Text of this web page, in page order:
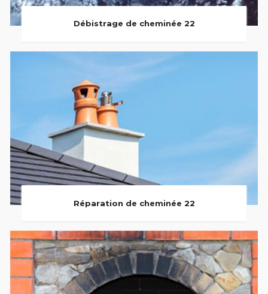
Débistrage de cheminée 22
Réparation de cheminée 22